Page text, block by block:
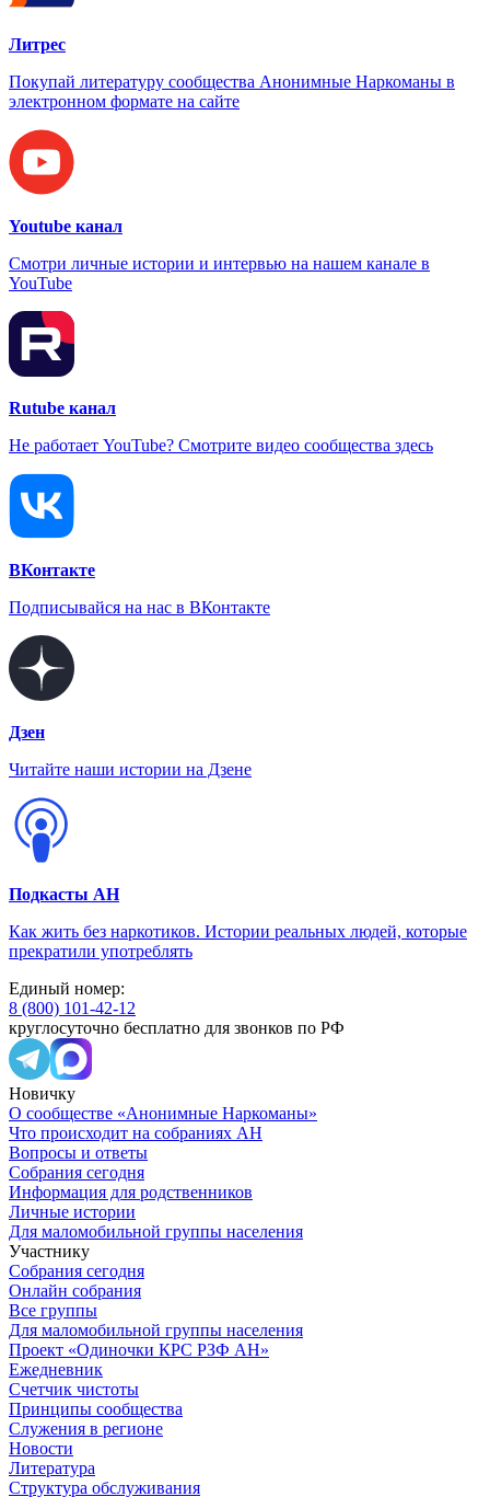
Литрес
Покупай литературу сообщества Анонимные Наркоманы в
электронном формате на сайте
Youtube канал
Смотри личные истории и интервью на нашем канале в
YouTube
Rutube канал
Не работает YouTube? Смотрите видео сообщества здесь
ВКонтакте
Подписывайся на нас в ВКонтакте
Дзен
Читайте наши истории на Дзене
Подкасты АН
Как жить без наркотиков. Истории реальных людей, которые
прекратили употреблять
Единый номер:
8 (800) 101-42-12
круглосуточно бесплатно для звонков по РФ
Новичку
О сообществе «Анонимные Наркоманы»
Что происходит на собраниях АН
Вопросы и ответы
Собрания сегодня
Информация для родственников
Личные истории
Для маломобильной группы населения
Участнику
Собрания сегодня
Онлайн собрания
Все группы
Для маломобильной группы населения
Проект «Одиночки КРС РЗФ АН»
Ежедневник
Счетчик чистоты
Принципы сообщества
Служения в регионе
Новости
Литература
Структура обслуживания